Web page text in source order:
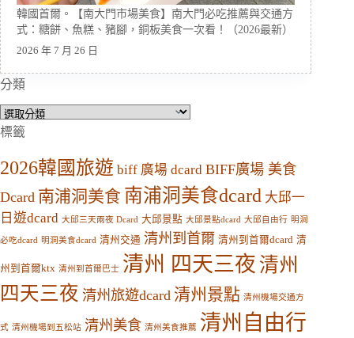
韓國首爾。【南大門市場美食】南大門必吃推薦與交通方
式：糖餅、魚糕、豬腳，銅板美食一次看！（2026最新）
2026 年 7 月 26 日
分類
分
類
標籤
2026韓國旅遊 biff 廣場 dcard BIFF廣場 美食
Dcard 南浦洞美食 南浦洞美食dcard 大邱一
日遊dcard 大邱三天兩夜 Dcard 大邱景點 大邱景點dcard 大邱自由行 明洞
必吃dcard 明洞美食dcard 清州交通 清州到首爾 清州到首爾dcard 清
州到首爾ktx 清州到首爾巴士 清州 四天三夜 清州
四天三夜 清州旅遊dcard 清州景點 清州機場交通方
式 清州機場到五松站 清州美食 清州美食推薦 清州自由行